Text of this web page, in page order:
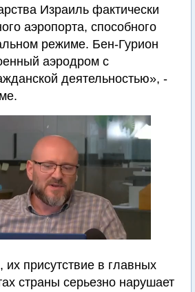
Израиль фактически
аэропорта, способного
режиме. Бен-Гурион
аэродром с
деятельностью», -
присутствие в главных
страны серьезно нарушает